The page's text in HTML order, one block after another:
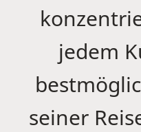
jedem
seiner